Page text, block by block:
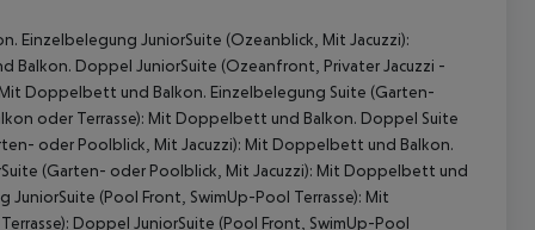
Einzelbelegung JuniorSuite (Ozeanblick, Mit Jacuzzi):
Balkon. Doppel JuniorSuite (Ozeanfront, Privater Jacuzzi -
Doppelbett und Balkon. Einzelbelegung Suite (Garten-
oder Terrasse): Mit Doppelbett und Balkon. Doppel Suite
oder Poolblick, Mit Jacuzzi): Mit Doppelbett und Balkon.
(Garten- oder Poolblick, Mit Jacuzzi): Mit Doppelbett und
(Pool Front, SwimUp-Pool Terrasse): Mit
Doppel JuniorSuite (Pool Front, SwimUp-Pool